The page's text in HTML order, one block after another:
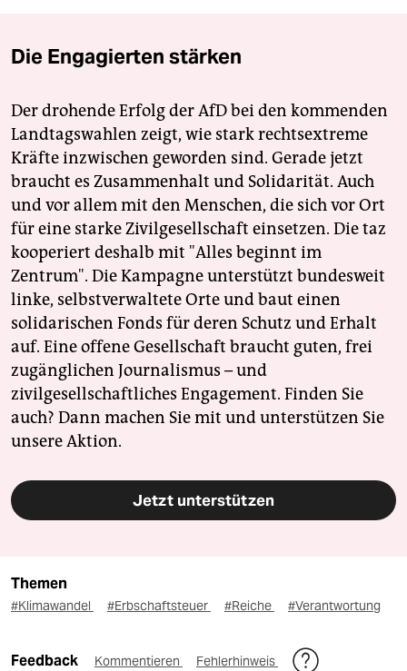
Die Engagierten stärken
Der drohende Erfolg der AfD bei den kommenden
Landtagswahlen zeigt, wie stark rechtsextreme
Kräfte inzwischen geworden sind. Gerade jetzt
braucht es Zusammenhalt und Solidarität. Auch
und vor allem mit den Menschen, die sich vor Ort
für eine starke Zivilgesellschaft einsetzen. Die taz
kooperiert deshalb mit "Alles beginnt im
Zentrum". Die Kampagne unterstützt bundesweit
linke, selbstverwaltete Orte und baut einen
solidarischen Fonds für deren Schutz und Erhalt
auf. Eine offene Gesellschaft braucht guten, frei
zugänglichen Journalismus – und
zivilgesellschaftliches Engagement. Finden Sie
auch? Dann machen Sie mit und unterstützen Sie
unsere Aktion.
Jetzt unterstützen
Themen
#Klimawandel #Erbschaftsteuer #Reiche #Verantwortung
Feedback Kommentieren Fehlerhinweis